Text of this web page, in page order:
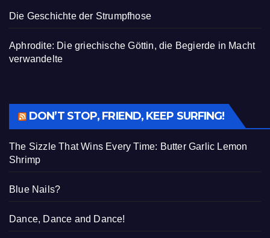
Die Geschichte der Strumpfhose
Aphrodite: Die griechische Göttin, die Begierde in Macht
verwandelte
DON’T STOP, FRIEND, KEEP SURFING!
The Sizzle That Wins Every Time: Butter Garlic Lemon
Shrimp
Blue Nails?
Dance, Dance and Dance!